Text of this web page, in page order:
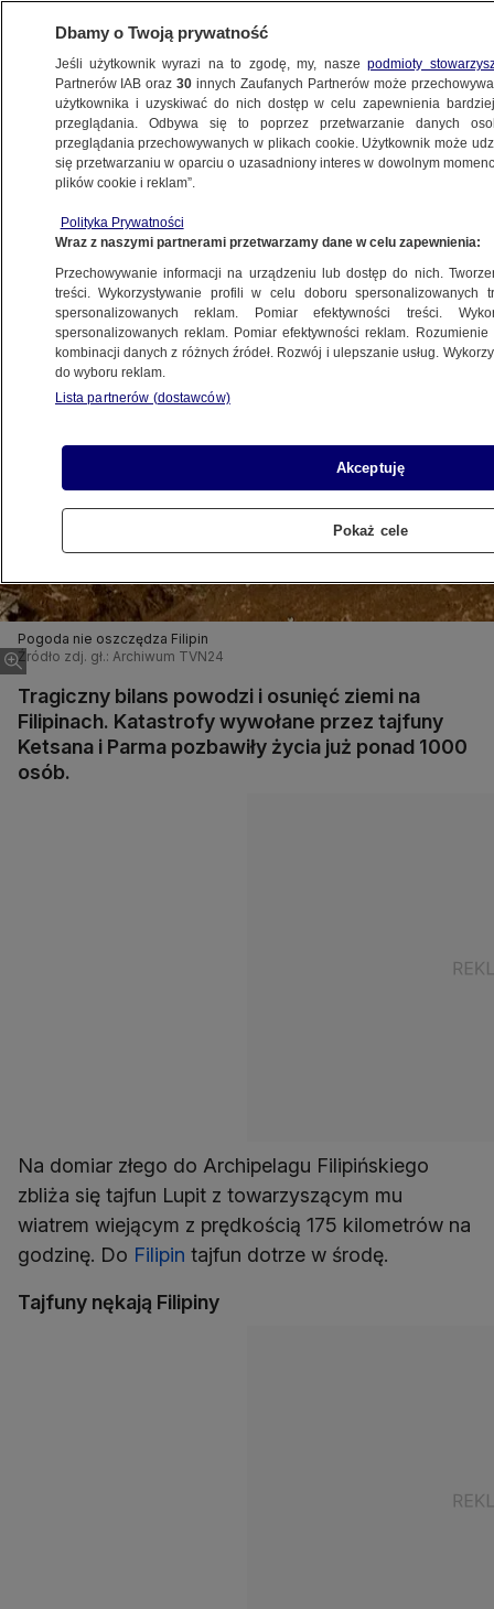
ŚWIAT
19.10.2009, 08:22Aktualizacja:19.10.2009, 09:14
Udostępnij
Pogoda nie oszczędza Filipin
Źródło zdj. gł.: Archiwum TVN24
Tragiczny bilans powodzi i osunięć ziemi na
Filipinach. Katastrofy wywołane przez tajfuny
Ketsana i Parma pozbawiły życia już ponad 1000
osób.
Na domiar złego do Archipelagu Filipińskiego
zbliża się tajfun Lupit z towarzyszącym mu
wiatrem wiejącym z prędkością 175 kilometrów na
godzinę. Do Filipin tajfun dotrze w środę.
Tajfuny nękają Filipiny
Dbamy o Twoją prywatność
Jeśli użytkownik wyrazi na to zgodę, my, naszepodmioty
Partnerów IAB oraz30 innych Zaufanych Partnerów może
użytkownika i uzyskiwać do nich dostęp w celu zapewnienia
przeglądania. Odbywa się to poprzez przetwarzanie danych
przeglądania przechowywanych w plikach cookie. Użytkownik może
się przetwarzaniu w oparciu o uzasadniony interes w dowolnym
plików cookie i reklam”.
Polityka Prywatności
Wraz z naszymi partnerami przetwarzamy dane w celu zapewnienia:
Przechowywanie informacji na urządzeniu lub dostęp do nich.
treści. Wykorzystywanie profili w celu doboru spersonalizowanych
spersonalizowanych reklam. Pomiar efektywności treści.
spersonalizowanych reklam. Pomiar efektywności reklam.
kombinacji danych z różnych źródeł. Rozwój i ulepszanie usług.
do wyboru reklam.
Lista partnerów (dostawców)
Akceptuję
Pokaż cele